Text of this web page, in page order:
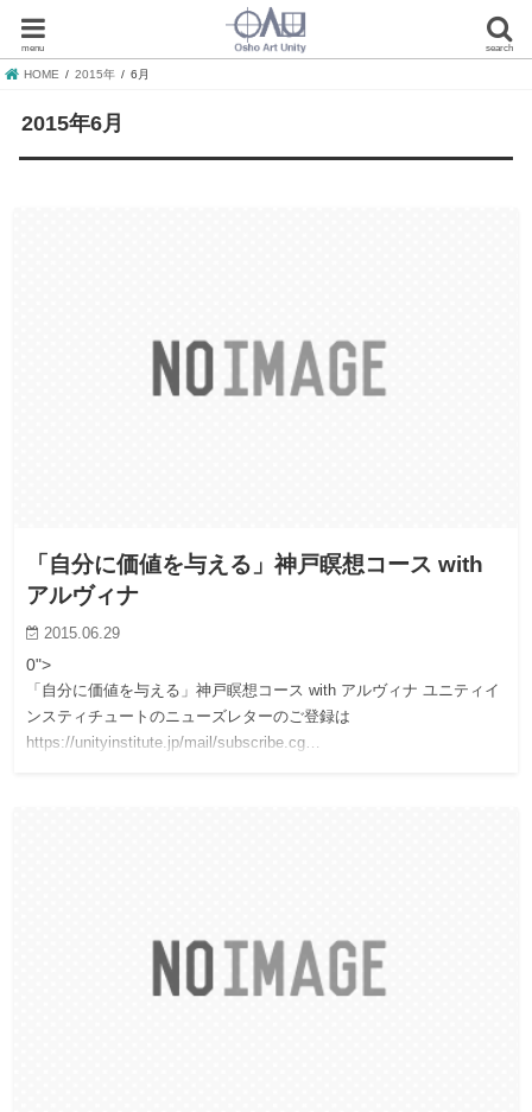
search
menu
HOME 2015年 6月
2015年6月
「自分に価値を与える」神戸瞑想コース with
アルヴィナ
2015.06.29
0">
「自分に価値を与える」神戸瞑想コース with アルヴィナ ユニティイ
ンスティチュートのニューズレターのご登録は
https://unityinstitute.jp/mail/subscribe.cg…